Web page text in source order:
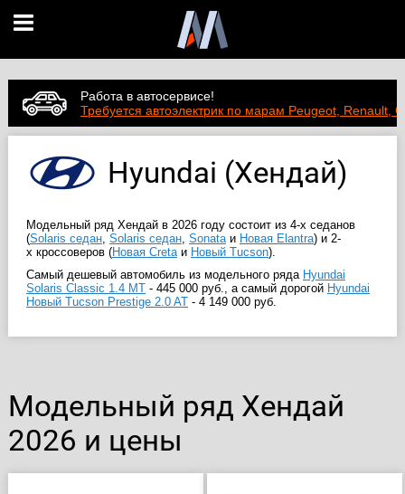
Работа в автосервисе!
Требуется автоэлектрик по марам Peugeot, Renault,
Hyundai (Хендай)
Модельный ряд Хендай в 2026 году состоит из 4-х седанов
(Solaris седан, Solaris седан, Sonataи Новая Elantra) и 2-
х кроссоверов (Новая Cretaи Новый Tucson).
Самый дешевый автомобиль из модельного ряда Hyundai
Solaris Classic 1.4 MT- 445 000 руб., а самый дорогой Hyundai
Новый Tucson Prestige 2.0 AT- 4 149 000 руб.
Модельный ряд Хендай
2026 и цены